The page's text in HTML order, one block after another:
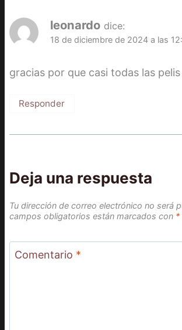
leonardo dice:
18 de diciembre de 2024 a las
gracias por que casi todas las
Responder
Deja una respuesta
Tu dirección de correo electrónico no será
campos obligatorios están marcados con *
Comentario *